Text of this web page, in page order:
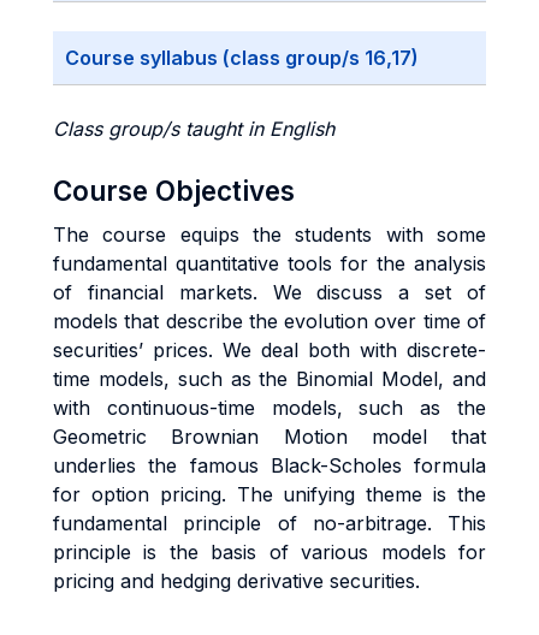
Course syllabus (class group/s 16,17)
Class group/s taught in English
Course Objectives
The course equips the students with some
fundamental quantitative tools for the analysis
of financial markets. We discuss a set of
models that describe the evolution over time of
securities’ prices. We deal both with discrete-
time models, such as the Binomial Model, and
with continuous-time models, such as the
Geometric Brownian Motion model that
underlies the famous Black-Scholes formula
for option pricing. The unifying theme is the
fundamental principle of no-arbitrage. This
principle is the basis of various models for
pricing and hedging derivative securities.